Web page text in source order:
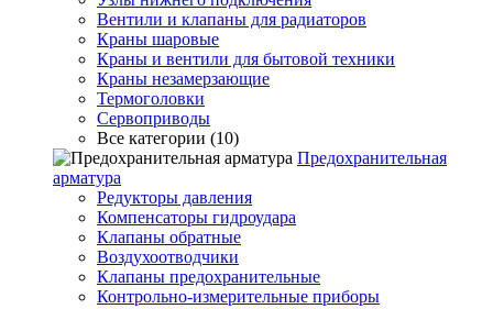
Вентили и клапаны для радиаторов
Краны шаровые
Краны и вентили для бытовой техники
Краны незамерзающие
Термоголовки
Сервоприводы
Все категории (10)
Предохранительная
арматура
Редукторы давления
Компенсаторы гидроудара
Клапаны обратные
Воздухоотводчики
Клапаны предохранительные
Контрольно-измерительные приборы